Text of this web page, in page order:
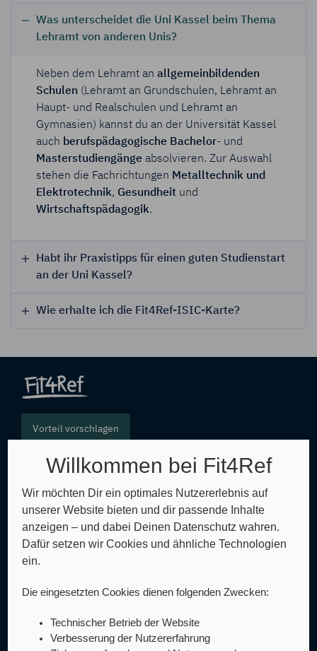
Willkommen bei Fit4Ref
Wir möchten Dir ein optimales Nutzererlebnis auf
unserer Website bieten und dir passende Inhalte
anzeigen – und dabei Deinen Datenschutz wahren.
Dafür setzen wir Cookies und ähnliche Technologien
ein.
Die eingesetzten Cookies dienen folgenden Zwecken:
Technischer Betrieb der Website
Verbesserung der Nutzererfahrung
Was unterscheidet die Uni Kassel beim Thema
Lehramt von anderen Unis?
Neben dem Lehramt an allgemeinbildenden
Schulen (Lehramt an Grundschulen, Lehramt an
Haupt- und Realschulen und Lehramt an
Gymnasien) kannst du an der Universität Kassel
auch berufspädagogische Bachelor- und
Masterstudiengänge absolvieren. Zur Auswahl
stehen die Fachrichtungen Metalltechnik und
Elektrotechnik, Gesundheit und
Wirtschaftspädagogik.
Habt ihr Praxistipps für einen guten Studienstart
an der Uni Kassel?
Wie erhalte ich die Fit4Ref-ISIC-Karte?
Vorteil vorschlagen
Glossar
Sitemap
Impressum